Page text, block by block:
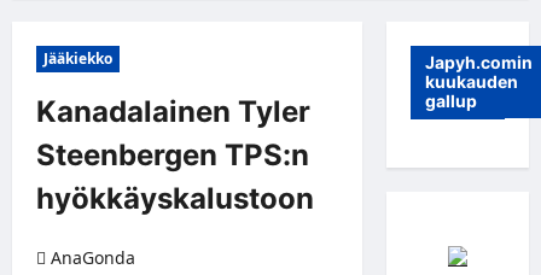
Jääkiekko
Kanadalainen Tyler
Steenbergen TPS:n
hyökkäyskalustoon
AnaGonda
Japyh.comin
kuukauden
gallup